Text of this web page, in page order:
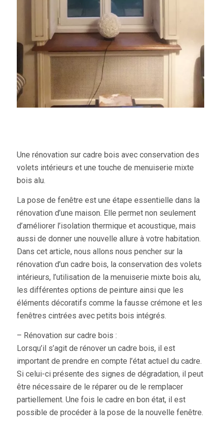
Une rénovation sur cadre bois avec conservation des
volets intérieurs et une touche de menuiserie mixte
bois alu.
La pose de fenêtre est une étape essentielle dans la
rénovation d’une maison. Elle permet non seulement
d’améliorer l’isolation thermique et acoustique, mais
aussi de donner une nouvelle allure à votre habitation.
Dans cet article, nous allons nous pencher sur la
rénovation d’un cadre bois, la conservation des volets
intérieurs, l’utilisation de la menuiserie mixte bois alu,
les différentes options de peinture ainsi que les
éléments décoratifs comme la fausse crémone et les
fenêtres cintrées avec petits bois intégrés.
– Rénovation sur cadre bois :
Lorsqu’il s’agit de rénover un cadre bois, il est
important de prendre en compte l’état actuel du cadre.
Si celui-ci présente des signes de dégradation, il peut
être nécessaire de le réparer ou de le remplacer
partiellement. Une fois le cadre en bon état, il est
possible de procéder à la pose de la nouvelle fenêtre.